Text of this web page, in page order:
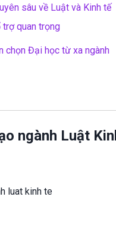
sâu về Luật và Kinh tế
trợ quan trọng
chọn Đại học từ xa ngành
ngành Luật